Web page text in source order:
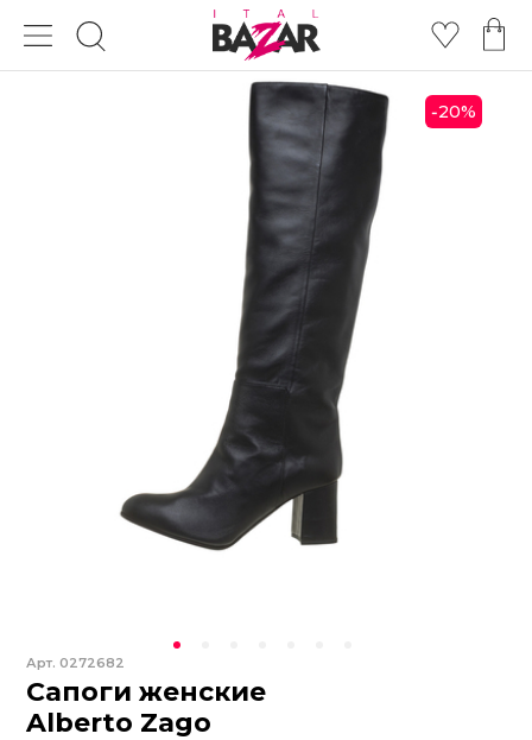
-20%
Арт.0272682
Сапоги женские
Alberto Zago